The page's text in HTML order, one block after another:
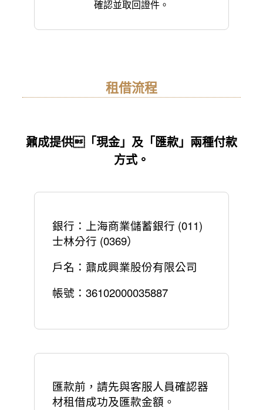
確認並取回證件。
租借流程
鼐成提供「現金」及「匯款」兩種付款
方式。
銀行：上海商業儲蓄銀行 (011)
士林分行 (0369）
戶名：鼐成興業股份有限公司
帳號：36102000035887
匯款前，請先與客服人員確認器
材租借成功及匯款金額。